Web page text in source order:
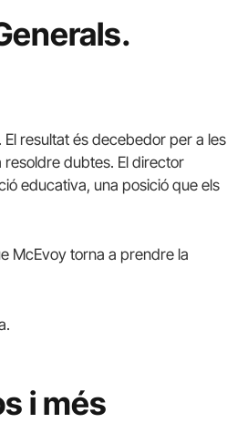
resultat és decebedor per a les
dubtes. El director
educativa, una posició que els
McEvoy torna a prendre la
i més